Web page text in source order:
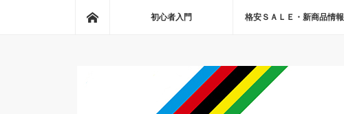
初心者入門 格安ＳＡＬＥ・新商品情報